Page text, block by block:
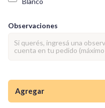
tienda así para mi
emprendimiento!
Observaciones
Agregar